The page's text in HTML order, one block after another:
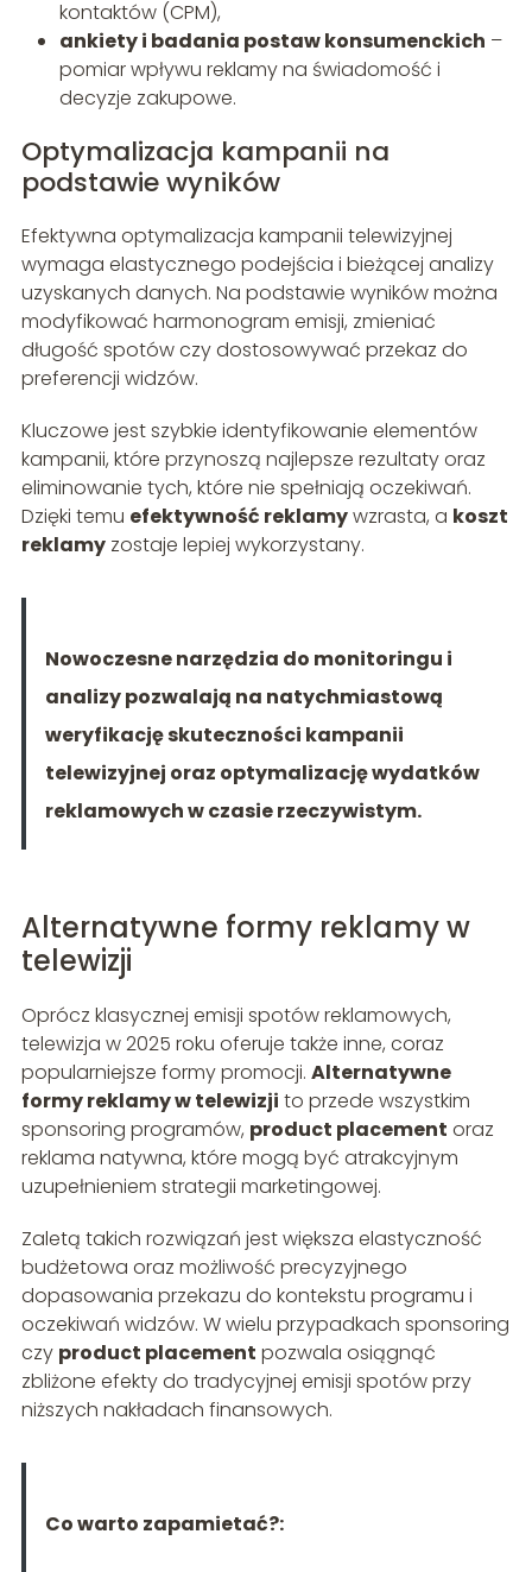
kontaktów (CPM),
ankiety i badania postaw konsumenckich –
pomiar wpływu reklamy na świadomość i
decyzje zakupowe.
Optymalizacja kampanii na
podstawie wyników
Efektywna optymalizacja kampanii telewizyjnej
wymaga elastycznego podejścia i bieżącej analizy
uzyskanych danych. Na podstawie wyników można
modyfikować harmonogram emisji, zmieniać
długość spotów czy dostosowywać przekaz do
preferencji widzów.
Kluczowe jest szybkie identyfikowanie elementów
kampanii, które przynoszą najlepsze rezultaty oraz
eliminowanie tych, które nie spełniają oczekiwań.
Dzięki temu efektywność reklamywzrasta, a koszt
reklamyzostaje lepiej wykorzystany.
Nowoczesne narzędzia do monitoringu i
analizy pozwalają na natychmiastową
weryfikację skuteczności kampanii
telewizyjnej oraz optymalizację wydatków
reklamowych w czasie rzeczywistym.
Alternatywne formy reklamy w
telewizji
Oprócz klasycznej emisji spotów reklamowych,
telewizja w 2025 roku oferuje także inne, coraz
popularniejsze formy promocji. Alternatywne
formy reklamy w telewizji to przede wszystkim
sponsoring programów, product placement oraz
reklama natywna, które mogą być atrakcyjnym
uzupełnieniem strategii marketingowej.
Zaletą takich rozwiązań jest większa elastyczność
budżetowa oraz możliwość precyzyjnego
dopasowania przekazu do kontekstu programu i
oczekiwań widzów. W wielu przypadkach sponsoring
czy product placement pozwala osiągnąć
zbliżone efekty do tradycyjnej emisji spotów przy
niższych nakładach finansowych.
Co warto zapamietać?: